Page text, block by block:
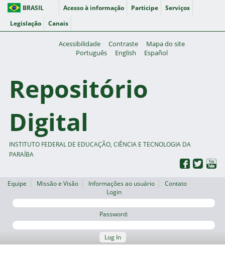
BRASIL Acesso à informação Participe
Serviços
Legislação
Canais
Acessibilidade Contraste
Mapa do site
Português
English Español
Repositório
Digital
INSTITUTO FEDERAL DE EDUCAÇÃO, CIÊNCIA E TECNOLOGIA DA
PARAÍBA
Equipe Missão e Visão Informações ao usuário
Contato
Login
Password:
Log In